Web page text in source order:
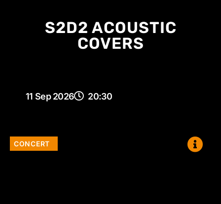
S2D2 ACOUSTIC
COVERS
11 Sep 2026 20:30
CONCERT